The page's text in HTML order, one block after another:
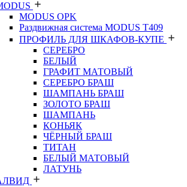
MODUS OPK
Раздвижная система MODUS T409
ПРОФИЛЬ ДЛЯ ШКАФОВ-КУПЕ
СЕРЕБРО
БЕЛЫЙ
ГРАФИТ МАТОВЫЙ
СЕРЕБРО БРАШ
ШАМПАНЬ БРАШ
ЗОЛОТО БРАШ
ШАМПАНЬ
КОНЬЯК
ЧЁРНЫЙ БРАШ
ТИТАН
БЕЛЫЙ МАТОВЫЙ
ЛАТУНЬ